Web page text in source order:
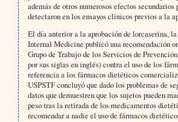
además de otros numerosos efectos
detectaron en los ensayos clínicos previos a la
El día anterior a la aprobación de lorcaserina,
Internal Medicine publicó una recomendación
Grupo de Trabajo de los Servicios de
por sus siglas en inglés) contra el uso de los
referencia a los fármacos dietéticos
USPSTF concluyó que dado los problemas de
datos que demuestren que los sujetos pueden
peso tras la retirada de los medicamentos
recomendar a nadie el uso de fármacos